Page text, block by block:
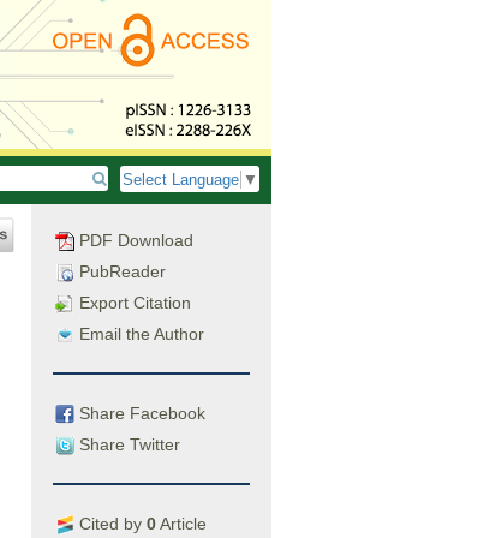
Select Language ▼
PDF Download
PubReader
Export Citation
Email the Author
Share Facebook
Share Twitter
Cited by 0Article